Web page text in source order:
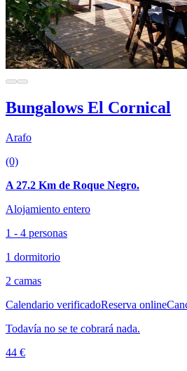
Bungalows El Cornical
Arafo
(0)
A 27.2 Km de Roque Negro.
Alojamiento entero
1 - 4 personas
1 dormitorio
2 camas
Calendario verificadoReserva online
Todavía no se te cobrará nada.
44 €